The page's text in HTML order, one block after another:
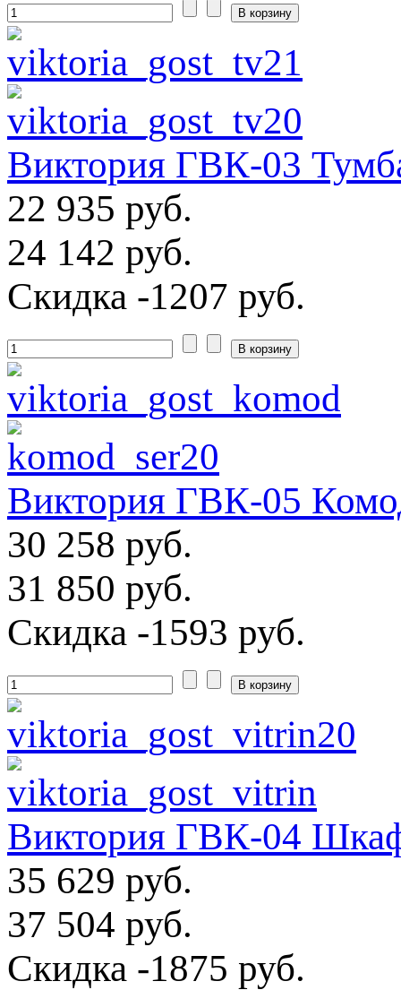
Виктория ГВК-03
22 935 руб.
24 142 руб.
Скидка -1207 руб.
Виктория ГВК-05
30 258 руб.
31 850 руб.
Скидка -1593 руб.
Виктория ГВК-04
35 629 руб.
37 504 руб.
Скидка -1875 руб.